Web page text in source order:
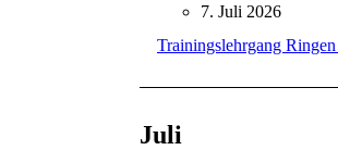
7. Juli 2026
Trainingslehrgang
Juli